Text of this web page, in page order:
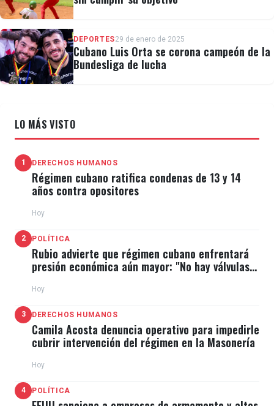
DEPORTES29 de enero de 2025
Cubano Luis Orta se corona campeón de la
Bundesliga de lucha
LO MÁS VISTO
1 DERECHOS HUMANOS
Régimen cubano ratifica condenas de 13 y 14
años contra opositores
Hoy
2 POLÍTICA
Rubio advierte que régimen cubano enfrentará
presión económica aún mayor: "No hay válvulas
Hoy
3 DERECHOS HUMANOS
Camila Acosta denuncia operativo para impedirle
cubrir intervención del régimen en la Masonería
Hoy
4 POLÍTICA